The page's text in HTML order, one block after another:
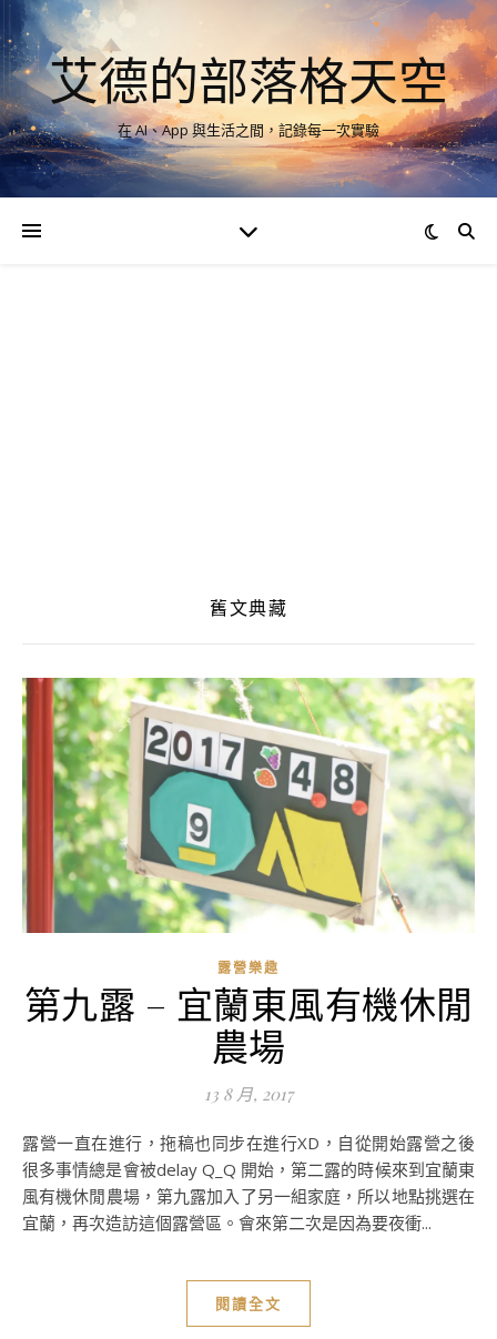
艾德的部落格天空
在 AI、App 與生活之間，記錄每一次實驗
舊文典藏
露營樂趣
第九露 – 宜蘭東風有機休閒
農場
13 8 月, 2017
露營一直在進行，拖稿也同步在進行XD，自從開始露營之後
很多事情總是會被delay Q_Q 開始，第二露的時候來到宜蘭東
風有機休閒農場，第九露加入了另一組家庭，所以地點挑選在
宜蘭，再次造訪這個露營區。會來第二次是因為要夜衝...
閱讀全文